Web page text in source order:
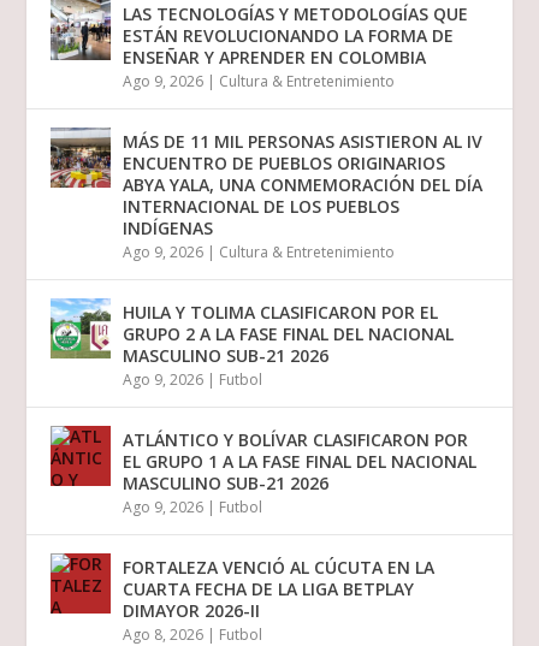
LAS TECNOLOGÍAS Y METODOLOGÍAS QUE
ESTÁN REVOLUCIONANDO LA FORMA DE
ENSEÑAR Y APRENDER EN COLOMBIA
Ago 9, 2026 | Cultura & Entretenimiento
MÁS DE 11 MIL PERSONAS ASISTIERON AL IV
ENCUENTRO DE PUEBLOS ORIGINARIOS
ABYA YALA, UNA CONMEMORACIÓN DEL DÍA
INTERNACIONAL DE LOS PUEBLOS
INDÍGENAS
Ago 9, 2026 | Cultura & Entretenimiento
HUILA Y TOLIMA CLASIFICARON POR EL
GRUPO 2 A LA FASE FINAL DEL NACIONAL
MASCULINO SUB-21 2026
Ago 9, 2026 | Futbol
ATLÁNTICO Y BOLÍVAR CLASIFICARON POR
EL GRUPO 1 A LA FASE FINAL DEL NACIONAL
MASCULINO SUB-21 2026
Ago 9, 2026 | Futbol
FORTALEZA VENCIÓ AL CÚCUTA EN LA
CUARTA FECHA DE LA LIGA BETPLAY
DIMAYOR 2026-II
Ago 8, 2026 | Futbol